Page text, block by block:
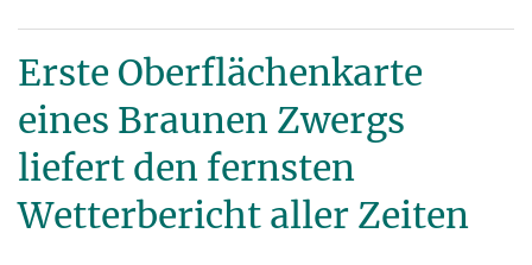
Erste Oberflächenkarte
eines Braunen Zwergs
liefert den fernsten
Wetterbericht aller Zeiten